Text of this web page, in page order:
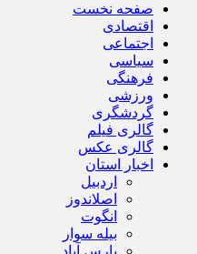
صفحه نخست
اقتصادی
اجتماعی
سیاسی
فرهنگی
ورزشی
گردشگری
گالری فیلم
گالری عکس
اخبار استان
اردبیل
اصلاندوز
انگوت
بیله سوار